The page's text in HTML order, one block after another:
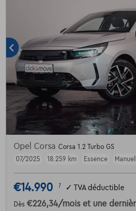
Opel Corsa Corsa 1.2 Turbo GS
07/2025
18.259 km Essence
€14.990 1 ✓ TVA déductible
Dès €226,34/mois et une